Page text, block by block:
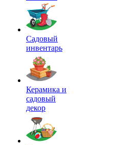
Садовый
инвентарь
Керамика и
садовый
декор